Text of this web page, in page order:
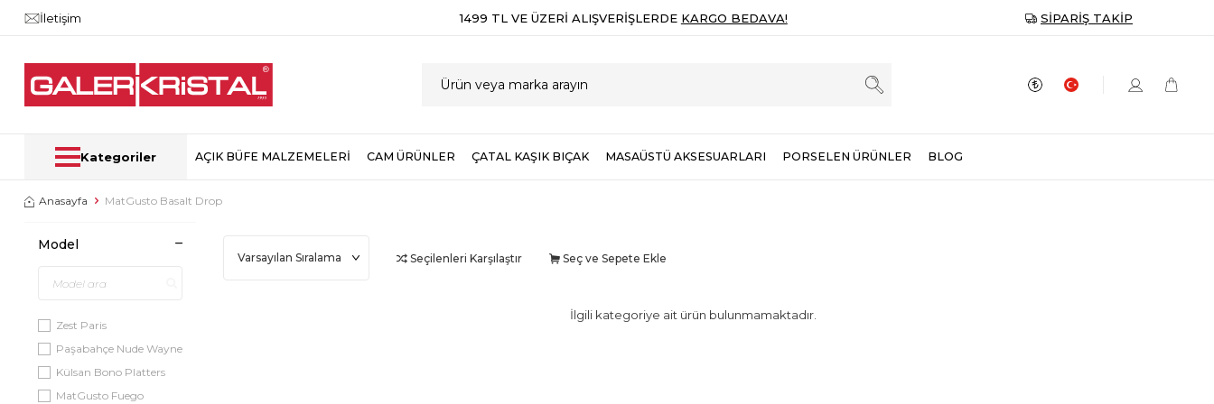
İletişim 1499 TL VE ÜZERI ALIŞVERIŞLERDE KARGO BEDAVA! SIPARIŞ TAKIP
Kategoriler AÇIK BÜFE MALZEMELERİ CAM ÜRÜNLER ÇATAL KAŞIK BIÇAK MASAÜSTÜ AKSESUARLARI PORSELEN ÜRÜNLER BLOG
Anasayfa MatGusto Basalt Drop
Model
Zest Paris
Paşabahçe Nude Wayne
Külsan Bono Platters
MatGusto Fuego
Seçilenleri Karşılaştır Seç ve Sepete Ekle
İlgili kategoriye ait ürün bulunmamaktadır.